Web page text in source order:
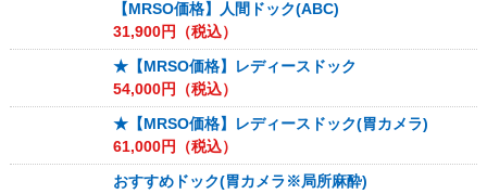
【MRSO価格】人間ドック(ABC)
31,900円（税込）
★【MRSO価格】レディースドック
54,000円（税込）
★【MRSO価格】レディースドック(胃カメラ)
61,000円（税込）
おすすめドック(胃カメラ※局所麻酔)